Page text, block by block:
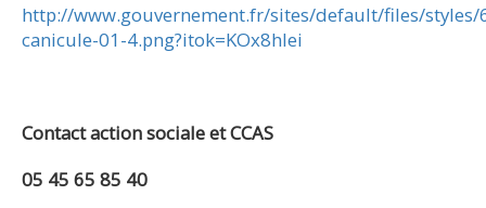
http://www.gouvernement.fr/sites/default/files/
canicule-01-4.png?itok=KOx8hlei
Contact action sociale et CCAS
05 45 65 85 40